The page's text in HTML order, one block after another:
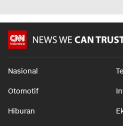
Nasional
Otomotif
Hiburan